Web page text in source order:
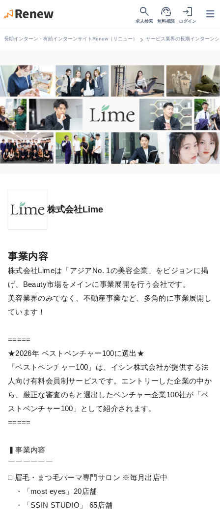
search
求人検索
support_agent
無料相談
login
ログイン
長期インターン・有給インターンサイトRenew（リニュー） chevron_right サービス業界の長期インターン
株式会社Lime
事業内容
株式会社Limeは「アジアNo. 1の美容企業」をビジョンに掲
げ、Beauty市場をメインに事業展開を行う会社です。
美容業界のみでなく、不動産事業など、多角的に事業展開し
ています！
=====
★2026年 ベストベンチャー100に選出★
「ベストベンチャー100」は、イシン株式会社が提供する法
人向け有料会員制サービスです。エントリーした企業の中か
ら、厳正な審査のもと選出したベンチャー企業100社が「ベ
ストベンチャー100」として紹介されます。
=====
▍事業内容
￣￣￣￣￣￣
□ 眉毛・まつ毛パーマ専門サロン ※毎月出店中
・「most eyes」20店舗
・「SSIN STUDIO」 65店舗